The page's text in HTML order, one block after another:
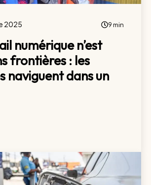
2025 9 min
numérique n’est
frontières : les
naviguent dans un